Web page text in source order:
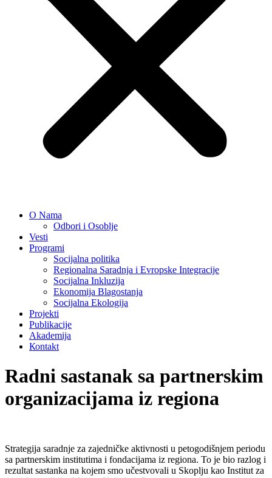
O Nama
Odbori i Osoblje
Vesti
Programi
Socijalna politika
Regionalna Saradnja i Evropske Integracije
Socijalna Inkluzija
Ekonomija Blagostanja
Socijalna Ekologija
Projekti
Publikacije
Akademija
Коntakt
Radni sastanak sa partnerskim
organizacijama iz regiona
Strategija saradnje za zajedničke aktivnosti u petogodišnjem periodu
sa partnerskim institutima i fondacijama iz regiona. To je bio razlog i
rezultat sastanka na kojem smo učestvovali u Skoplju kao Institut za